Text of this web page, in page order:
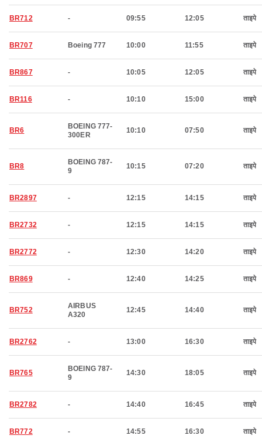
BR712 - 09:55 12:05 ताइपे
BR707 Boeing 777 10:00 11:55 ताइपे
BR867 - 10:05 12:05 ताइपे
BR116 - 10:10 15:00 ताइपे
BR6
BOEING 777-
300ER
10:10 07:50 ताइपे
BR8
BOEING 787-
9
10:15 07:20 ताइपे
BR2897 - 12:15 14:15 ताइपे
BR2732 - 12:15 14:15 ताइपे
BR2772 - 12:30 14:20 ताइपे
BR869 - 12:40 14:25 ताइपे
BR752
AIRBUS
A320
12:45 14:40 ताइपे
BR2762 - 13:00 16:30 ताइपे
BR765
BOEING 787-
9
14:30 18:05 ताइपे
BR2782 - 14:40 16:45 ताइपे
BR772 - 14:55 16:30 ताइपे